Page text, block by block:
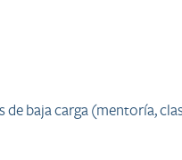
baja carga (mentoría,